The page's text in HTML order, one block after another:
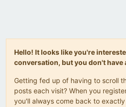
Hello! It looks like you're
conversation, but you don't have
Getting fed up of having to scroll
posts each visit? When you
you'll always come back to